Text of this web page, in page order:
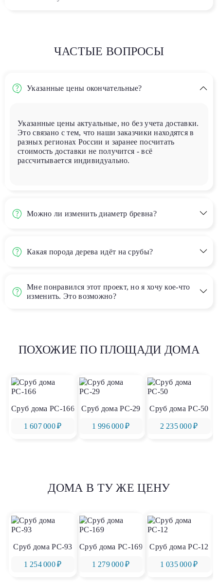
ЧАСТЫЕ ВОПРОСЫ
Указанные цены окончательные?
Указанные цены актуальные, но без учета доставки.
Это связано с тем, что наши заказчики находятся в
разных регионах России и заранее посчитать
стоимость доставки не получится - всё
рассчитывается индивидуально.
Можно ли изменить диаметр бревна?
Какая порода дерева идёт на срубы?
Мне понравился этот проект, но я хочу кое-что
изменить. Это возможно?
ПОХОЖИЕ ПО ПЛОЩАДИ ДОМА
Сруб дома РС-166
1 607 000 ₽
Сруб дома РС-29
1 996 000 ₽
Сруб дома РС-50
2 235 000 ₽
ДОМА В ТУ ЖЕ ЦЕНУ
Сруб дома РС-93
1 254 000 ₽
Сруб дома РС-169
1 279 000 ₽
Сруб дома РС-12
1 035 000 ₽